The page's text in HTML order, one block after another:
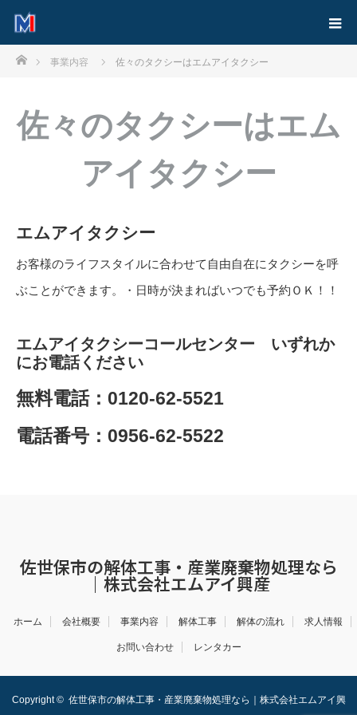
ホーム事業内容 佐々のタクシーはエムアイタクシー
佐々のタクシーはエム
アイタクシー
エムアイタクシー
お客様のライフスタイルに合わせて自由自在にタクシーを呼
ぶことができます。・日時が決まればいつでも予約ＯＫ！！
エムアイタクシーコールセンター いずれか
にお電話ください
無料電話：0120-62-5521
電話番号：0956-62-5522
佐世保市の解体工事・産業廃棄物処理なら
｜株式会社エムアイ興産
ホーム 会社概要 事業内容 解体工事 解体の流れ 求人情報
お問い合わせ レンタカー
Copyright © 佐世保市の解体工事・産業廃棄物処理なら｜株式会社エムアイ興